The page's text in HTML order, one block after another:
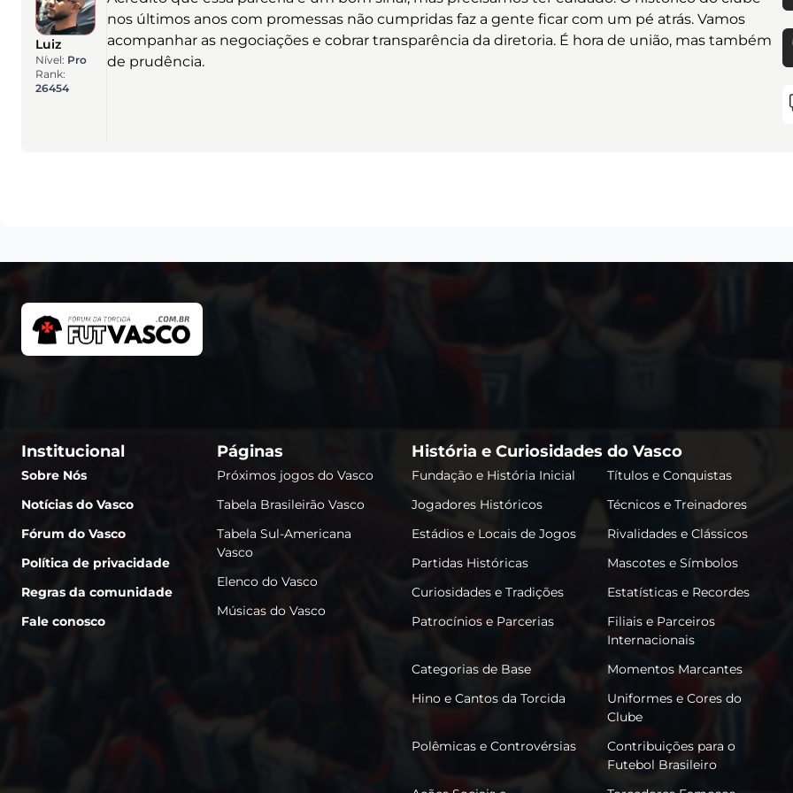
Luiz
Nível: Pro
Rank:
26454
nos últimos anos com promessas não cumpridas faz a gente ficar com um pé atrás. Vamos
acompanhar as negociações e cobrar transparência da diretoria. É hora de união, mas também
de prudência.
Institucional
Sobre Nós
Notícias do Vasco
Fórum do Vasco
Política de privacidade
Regras da comunidade
Fale conosco
Páginas
Próximos jogos do Vasco
Tabela Brasileirão Vasco
Tabela Sul-Americana
Vasco
Elenco do Vasco
Músicas do Vasco
História e Curiosidades do Vasco
Fundação e História Inicial
Títulos e Conquistas
Jogadores Históricos
Técnicos e Treinadores
Estádios e Locais de Jogos
Rivalidades e Clássicos
Partidas Históricas
Mascotes e Símbolos
Curiosidades e Tradições
Estatísticas e Recordes
Patrocínios e Parcerias
Filiais e Parceiros
Internacionais
Categorias de Base
Momentos Marcantes
Hino e Cantos da Torcida
Uniformes e Cores do
Clube
Polêmicas e Controvérsias
Contribuições para o
Futebol Brasileiro